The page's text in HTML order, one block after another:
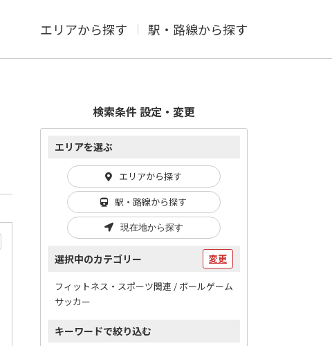
エリアから探す 駅・路線から探す
検索条件 設定・変更
エリアを選ぶ
エリアから探す
駅・路線から探す
現在地から探す
選択中のカテゴリー 変更
フィットネス・スポーツ関連 / ボールゲーム
サッカー
キーワードで絞り込む